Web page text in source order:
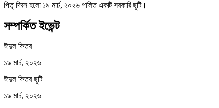
পিতৃ দিবস হলো ১৯ মার্চ, ২০২৬ পালিত একটি সরকারি ছুটি।
সম্পর্কিত ইভেন্ট
ঈদুল ফিতর
১৯ মার্চ, ২০২৬
ঈদুল ফিতর ছুটি
১৯ মার্চ, ২০২৬